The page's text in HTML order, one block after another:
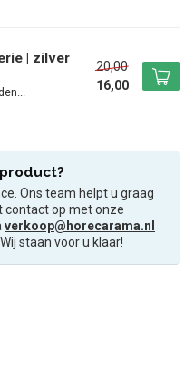
| zilver
20,00
16,00
Ons team helpt u graag
contact op met onze
verkoop@horecarama.nl
Wij staan voor u klaar!